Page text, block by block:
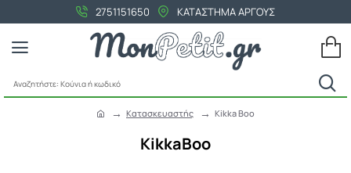
2751151650 ΚΑΤΑΣΤΗΜΑ ΑΡΓΟΥΣ
Αναζητήστε:
KikkaBoo
Κατασκευαστής Kikka Boo